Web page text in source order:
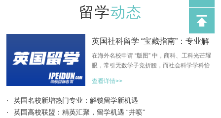
留学动态
英国社科留学 “宝藏指南”：专业解
读与雅思赋能
在海外名校申请 “版图” 中，商科、工科光芒耀
眼，常引无数学子竞折腰，而社会科学学科恰
掘。今日，沈阳培顿教育化身
查看详情>>
·
英国名校新增热门专业：解锁留学新机遇
·
英国高校联盟：精英汇聚，留学机遇 “井喷”